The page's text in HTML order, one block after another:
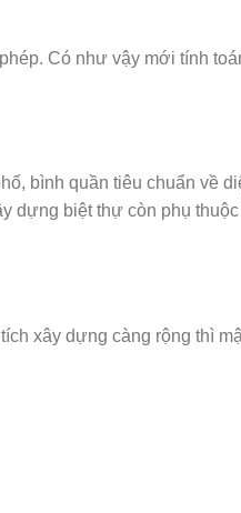
Có như vậy mới tính
bình quần tiêu chuẩn về
dựng biệt thự còn phụ
xây dựng càng rộng thì